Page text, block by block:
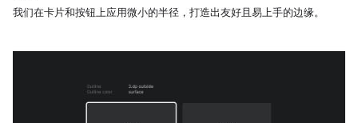
我们在卡片和按钮上应用微小的半径，打造出友好且易上手的边缘。